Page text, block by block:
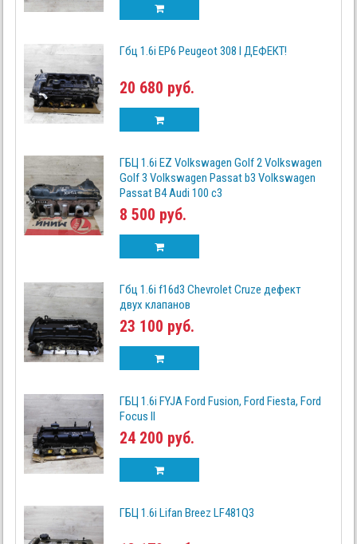
Гбц 1.6i EP6 Peugeot 308 I ДЕФЕКТ!
20 680 руб.
ГБЦ 1.6i EZ Volkswagen Golf 2 Volkswagen
Golf 3 Volkswagen Passat b3 Volkswagen
Passat B4 Audi 100 c3
8 500 руб.
Гбц 1.6i f16d3 Chevrolet Cruze дефект
двух клапанов
23 100 руб.
ГБЦ 1.6i FYJA Ford Fusion, Ford Fiesta, Ford
Focus II
24 200 руб.
ГБЦ 1.6i Lifan Breez LF481Q3